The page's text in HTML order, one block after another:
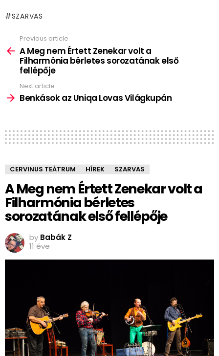
SZARVAS
more
Previous article
A Meg nem Értett Zenekar volt a
Filharmónia bérletes sorozatának első
fellépője
Next article
Benkások az Uniqa Lovas Világkupán
CERVINUS TEÁTRUM HÍREK SZARVAS
A Meg nem Értett Zenekar volt a
Filharmónia bérletes
sorozatának első fellépője
by Babák Z
11 éve